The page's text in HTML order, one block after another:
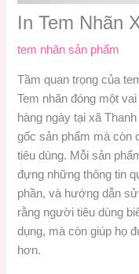
In Tem Nhãn
tem nhãn sản phẩm
Tầm quan trọng của
Tem nhãn đóng một
hàng ngày tại xã
gốc sản phẩm mà còn
tiêu dùng. Mỗi sản
đựng những thông tin
phần, và hướng dẫn
rằng người tiêu dùng
dụng, mà còn giúp họ
hơn.